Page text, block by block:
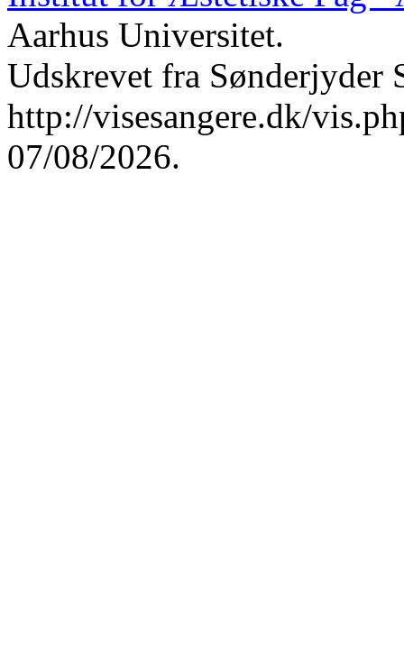
Aarhus Universitet.
Udskrevet fra Sønderjyder
http://visesangere.dk/
07/08/2026.